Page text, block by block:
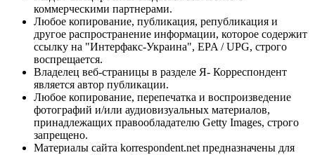
коммерческими партнерами.
Любое копирование, публикация, републикация и
другое распространение информации, которое содержит
ссылку на "Интерфакс-Украина", EPA / UPG, строго
воспрещается.
Владелец веб-страницы в разделе Я- Корреспондент
является автор публикации.
Любое копирование, перепечатка и воспроизведение
фотографий и/или аудиовизуальных материалов,
принадлежащих правообладателю Getty Images, строго
запрещено.
Материалы сайта korrespondent.net предназначены для